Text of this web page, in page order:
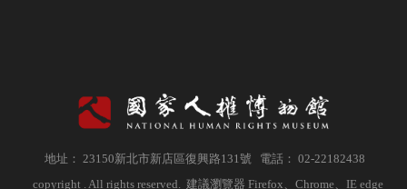
地址： 23150新北市新店區復興路131號 電話： 02-22182438
copyright . All rights reserved. 建議瀏覽器 Firefox、Chrome、IE edge